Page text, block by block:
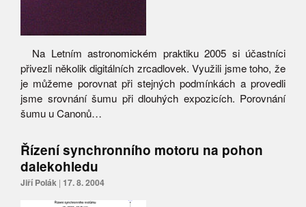
Na Letním astronomickém praktiku 2005 si účastníci
přivezli několik digitálních zrcadlovek. Využili jsme toho, že
je můžeme porovnat při stejných podmínkách a provedli
jsme srovnání šumu při dlouhých expozicích. Porovnání
šumu u Canonů…
Řízení synchronního motoru na pohon
dalekohledu
Jiří Polák | 17. 8. 2004